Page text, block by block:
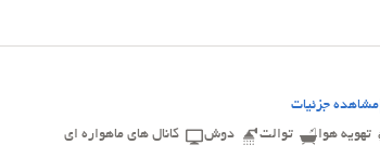
مشاهده جزئیات
تهویه هوا
توالت دوش کانال های ماهواره ای